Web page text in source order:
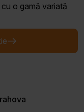
o gamă variată